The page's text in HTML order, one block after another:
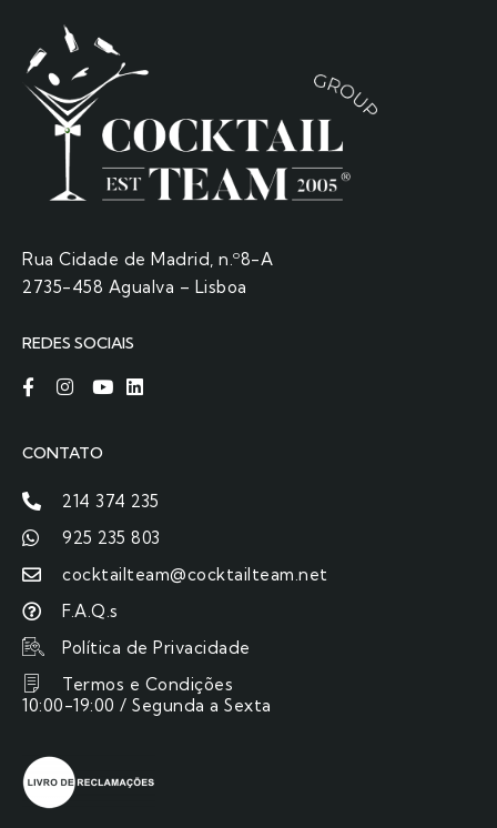
Rua Cidade de Madrid, n.º8-A
2735-458 Agualva – Lisboa
REDES SOCIAIS
CONTATO
214 374 235
925 235 803
cocktailteam@cocktailteam.net
F.A.Q.s
Política de Privacidade
Termos e Condições
10:00-19:00 / Segunda a Sexta